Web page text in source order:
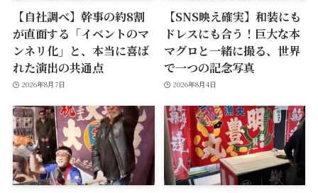
【自社調べ】幹事の約8割
が直面する「イベントのマ
ンネリ化」と、本当に喜ば
れた演出の共通点
2026年8月7日
【SNS映え確実】和装にも
ドレスにも合う！巨大な本
マグロと一緒に撮る、世界
で一つの記念写真
2026年8月4日